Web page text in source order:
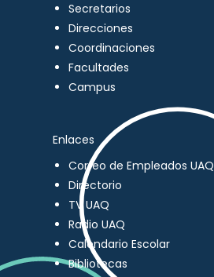
Secretarios
Direcciones
Coordinaciones
Facultades
Campus
Enlaces
Correo de Empleados UAQ
Directorio
TV UAQ
Radio UAQ
Calendario Escolar
Bibliotecas